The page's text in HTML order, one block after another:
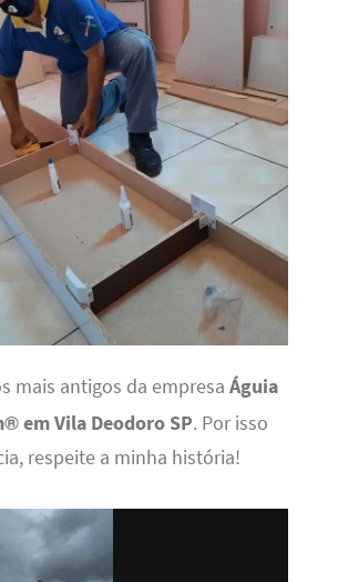
mais antigos da empresa Águia
em Vila Deodoro SP. Por isso
respeite a minha história!